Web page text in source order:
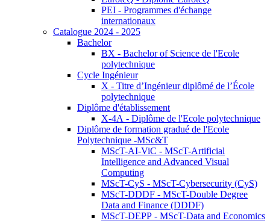
PEI - Programmes d'échange
internationaux
Catalogue 2024 - 2025
Bachelor
BX - Bachelor of Science de l'Ecole
polytechnique
Cycle Ingénieur
X - Titre d’Ingénieur diplômé de l’École
polytechnique
Diplôme d'établissement
X-4A - Diplôme de l'Ecole polytechnique
Diplôme de formation gradué de l'Ecole
Polytechnique -MSc&T
MScT-AI-ViC - MScT-Artificial
Intelligence and Advanced Visual
Computing
MScT-CyS - MScT-Cybersecurity (CyS)
MScT-DDDF - MScT-Double Degree
Data and Finance (DDDF)
MScT-DEPP - MScT-Data and Economics